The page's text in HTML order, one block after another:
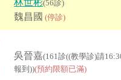
林世彬(56診)
魏昌國 (停診)
吳晉嘉(161診((教學診)請
報到))(預約限額已滿)